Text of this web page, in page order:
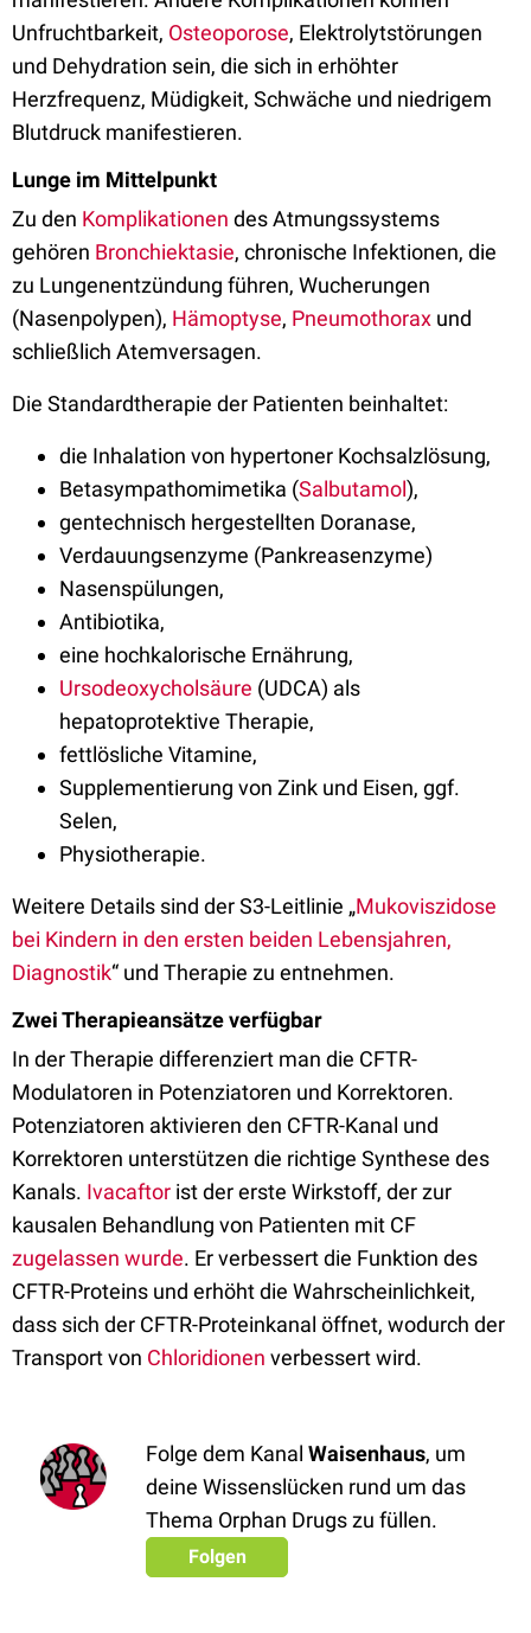
Unfruchtbarkeit, Osteoporose, Elektrolytstörungen
und Dehydration sein, die sich in erhöhter
Herzfrequenz, Müdigkeit, Schwäche und niedrigem
Blutdruck manifestieren.
Lunge im Mittelpunkt
Zu den Komplikationen des Atmungssystems
gehören Bronchiektasie, chronische Infektionen, die
zu Lungenentzündung führen, Wucherungen
(Nasenpolypen), Hämoptyse, Pneumothorax und
schließlich Atemversagen.
Die Standardtherapie der Patienten beinhaltet:
die Inhalation von hypertoner Kochsalzlösung,
Betasympathomimetika (Salbutamol),
gentechnisch hergestellten Doranase,
Verdauungsenzyme (Pankreasenzyme)
Nasenspülungen,
Antibiotika,
eine hochkalorische Ernährung,
Ursodeoxycholsäure (UDCA) als
hepatoprotektive Therapie,
fettlösliche Vitamine,
Supplementierung von Zink und Eisen, ggf.
Selen,
Physiotherapie.
Weitere Details sind der S3-Leitlinie „Mukoviszidose
bei Kindern in den ersten beiden Lebensjahren,
Diagnostik“ und Therapie zu entnehmen.
Zwei Therapieansätze verfügbar
In der Therapie differenziert man die CFTR-
Modulatoren in Potenziatoren und Korrektoren.
Potenziatoren aktivieren den CFTR-Kanal und
Korrektoren unterstützen die richtige Synthese des
Kanals. Ivacaftor ist der erste Wirkstoff, der zur
kausalen Behandlung von Patienten mit CF
zugelassen wurde. Er verbessert die Funktion des
CFTR-Proteins und erhöht die Wahrscheinlichkeit,
dass sich der CFTR-Proteinkanal öffnet, wodurch der
Transport von Chloridionen verbessert wird.
Folge dem Kanal Waisenhaus, um
deine Wissenslücken rund um das
Thema Orphan Drugs zu füllen.
Folgen